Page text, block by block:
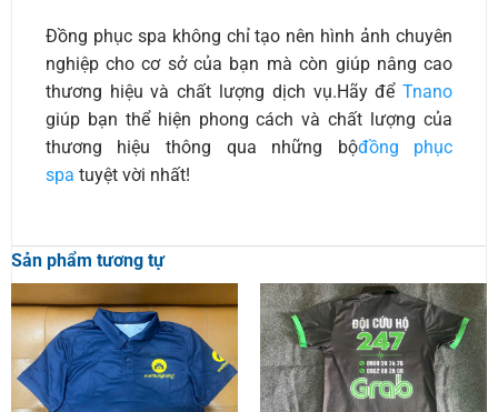
Đồng phục spa không chỉ tạo nên hình ảnh chuyên
nghiệp cho cơ sở của bạn mà còn giúp nâng cao
thương hiệu và chất lượng dịch vụ.Hãy đểTnano
giúp bạn thể hiện phong cách và chất lượng của
thương hiệu thông qua những bộđồng phục
spa tuyệt vời nhất!
Sản phẩm tương tự